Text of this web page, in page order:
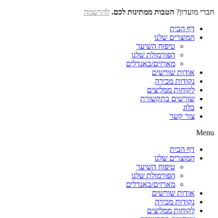
חברי מועדון? הטבות ממתינות לכם. להרשמה
דף הבית
המוצרים שלנו
טיפוח השיער
הפורמולת שלנו
מארזים/באנדלים
אודות שורשים
נקודות מכירה
לקוחות ממליצים
שורשים בתקשורת
בלוג
צור קשר
Menu
דף הבית
המוצרים שלנו
טיפוח השיער
הפורמולת שלנו
מארזים/באנדלים
אודות שורשים
נקודות מכירה
לקוחות ממליצים